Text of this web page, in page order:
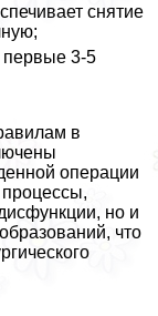
снятие
первые 3-5
в
операции
но и
что